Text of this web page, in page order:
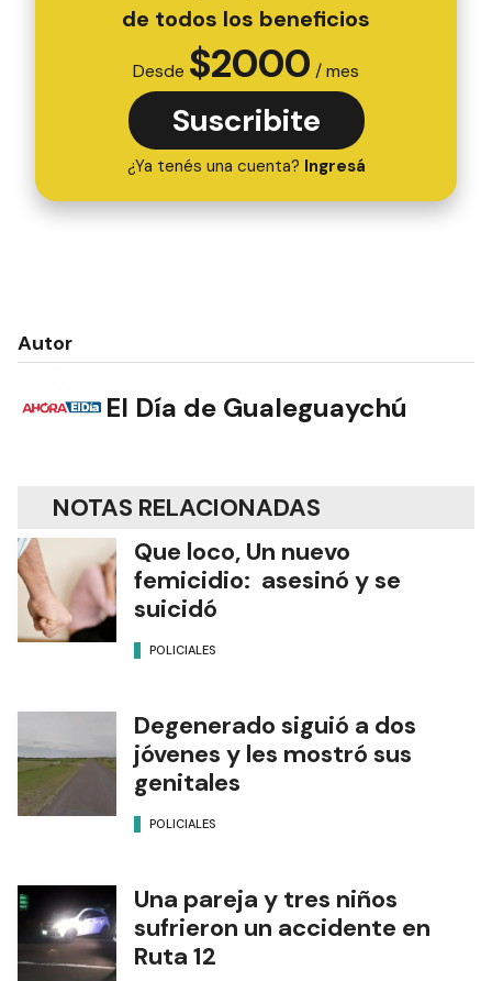
de todos los beneficios
Desde $2000 / mes
Suscribite
¿Ya tenés una cuenta? Ingresá
Autor
El Día de Gualeguaychú
NOTAS RELACIONADAS
Que loco, Un nuevo
femicidio: asesinó y se
suicidó
POLICIALES
Degenerado siguió a dos
jóvenes y les mostró sus
genitales
POLICIALES
Una pareja y tres niños
sufrieron un accidente en
Ruta 12